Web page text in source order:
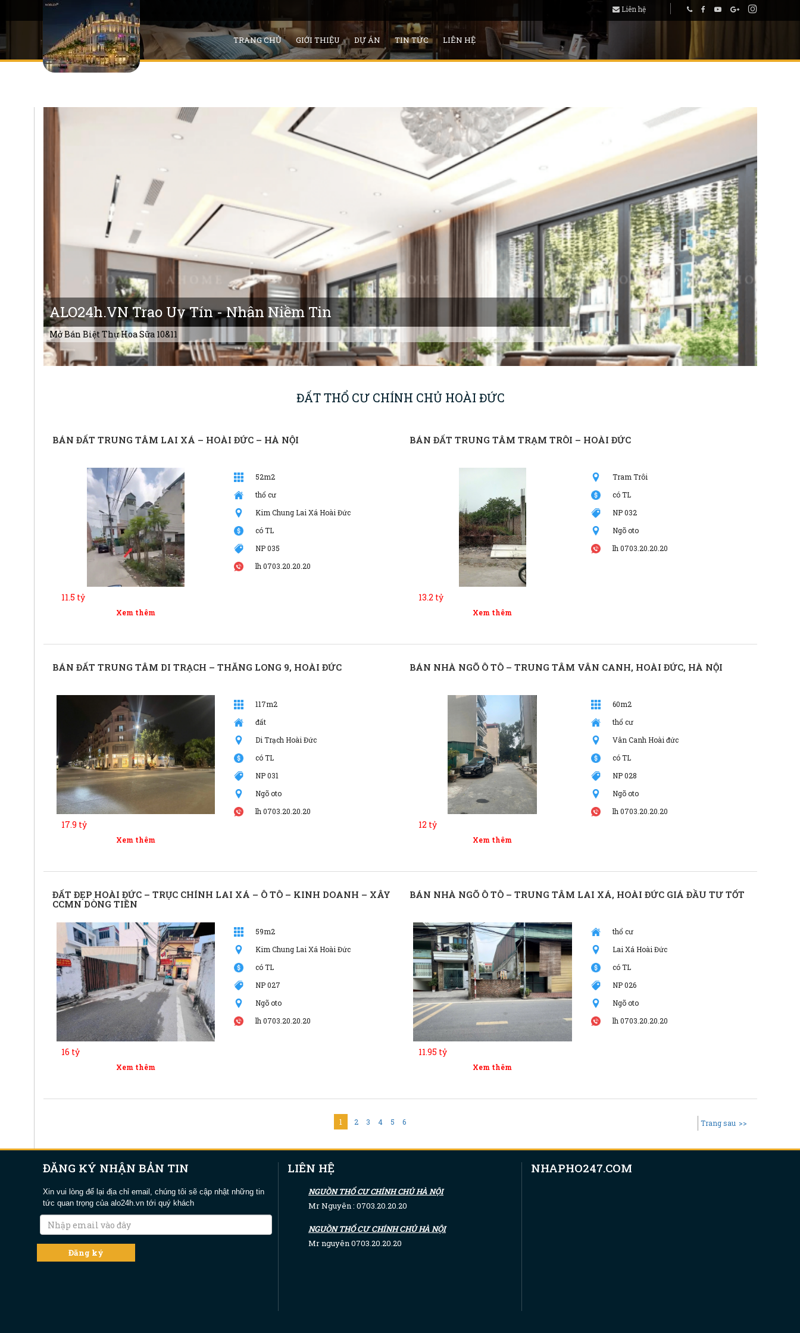
Liên hệ
TRANG CHỦ GIỚI THIỆU DỰ ÁN TIN TỨC LIÊN HỆ
ALO24h.VN Trao Uy Tín - Nhận Niềm Tin
Mở Bán Biệt Thự Hoa Sữa 10&11
ĐẤT THỔ CƯ CHÍNH CHỦ HOÀI ĐỨC
BÁN ĐẤT TRUNG TÂM LAI XÁ – HOÀI ĐỨC – HÀ NỘI
11.5 tỷ
Xem thêm
52m2
thổ cư
Kim Chung Lai Xá Hoài Đức
có TL
NP 035
lh 0703.20.20.20
BÁN ĐẤT TRUNG TÂM TRẠM TRÔI – HOÀI ĐỨC
13.2 tỷ
Xem thêm
Tram Trôi
có TL
NP 032
Ngõ oto
lh 0703.20.20.20
BÁN ĐẤT TRUNG TÂM DI TRẠCH – THĂNG LONG 9, HOÀI ĐỨC
17.9 tỷ
Xem thêm
117m2
đất
Di Trạch Hoài Đức
có TL
NP 031
Ngõ oto
lh 0703.20.20.20
BÁN NHÀ NGÕ Ô TÔ – TRUNG TÂM VÂN CANH, HOÀI ĐỨC, HÀ NỘI
12 tỷ
Xem thêm
60m2
thổ cư
Vân Canh Hoài đức
có TL
NP 028
Ngõ oto
lh 0703.20.20.20
ĐẤT ĐẸP HOÀI ĐỨC – TRỤC CHÍNH LAI XÁ – Ô TÔ – KINH DOANH – XÂY
CCMN DÒNG TIỀN
16 tỷ
Xem thêm
59m2
Kim Chung Lai Xá Hoài Đức
có TL
NP 027
Ngõ oto
lh 0703.20.20.20
BÁN NHÀ NGÕ Ô TÔ – TRUNG TÂM LAI XÁ, HOÀI ĐỨC GIÁ ĐẦU TƯ TỐT
11.95 tỷ
Xem thêm
thổ cư
Lai Xá Hoài Đức
có TL
NP 026
Ngõ oto
lh 0703.20.20.20
1 2 3 4 5 6 Trang sau >>
ĐĂNG KÝ NHẬN BẢN TIN
Xin vui lòng để lại địa chỉ email, chúng tôi sẽ cập nhật những tin
tức quan trọng của alo24h.vn tới quý khách
LIÊN HỆ
NGUỒN THỔ CƯ CHÍNH CHỦ HÀ NỘI
Mr Nguyên : 0703.20.20.20
NGUỒN THỔ CƯ CHÍNH CHỦ HÀ NỘI
Mr nguyên 0703.20.20.20
NHAPHO247.COM